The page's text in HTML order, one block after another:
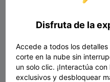
design and fits
Disfruta de la
Accede a todos los
corte en la nube sin
un solo clic. ¡Interactúa
exclusivos y desbloquear